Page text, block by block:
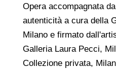
Opera accompagnata
autenticità a cura della
Milano e firmato
Galleria Laura Pecci,
Collezione privata,